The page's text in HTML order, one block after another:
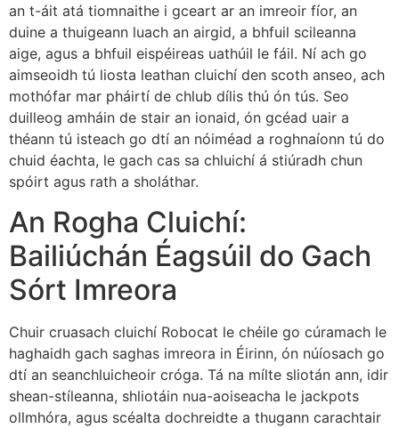
an t-áit atá tiomnaithe i gceart ar an imreoir fíor, an
duine a thuigeann luach an airgid, a bhfuil scileanna
aige, agus a bhfuil eispéireas uathúil le fáil. Ní ach go
aimseoidh tú liosta leathan cluichí den scoth anseo, ach
mothófar mar pháirtí de chlub dílis thú ón tús. Seo
duilleog amháin de stair an ionaid, ón gcéad uair a
théann tú isteach go dtí an nóiméad a roghnaíonn tú do
chuid éachta, le gach cas sa chluichí á stiúradh chun
spóirt agus rath a sholáthar.
An Rogha Cluichí:
Bailiúchán Éagsúil do Gach
Sórt Imreora
Chuir cruasach cluichí Robocat le chéile go cúramach le
haghaidh gach saghas imreora in Éirinn, ón núíosach go
dtí an seanchluicheoir cróga. Tá na mílte sliotán ann, idir
shean-stíleanna, shliotáin nua-aoiseacha le jackpots
ollmhóra, agus scéalta dochreidte a thugann carachtair